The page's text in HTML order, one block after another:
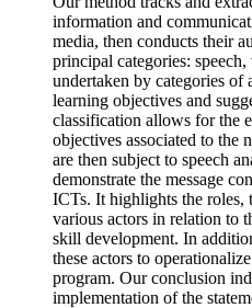
information and
media, then conducts their
principal categories:
undertaken by categories of
learning objectives and
classification allows for the
objectives associated to the
are then subject to speech
demonstrate the message
ICTs. It highlights the roles,
various actors in relation to
skill development. In
these actors to
program. Our conclusion
implementation of the